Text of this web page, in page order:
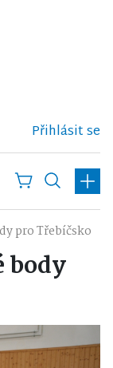
Přihlásit se
pro Třebíčsko
body